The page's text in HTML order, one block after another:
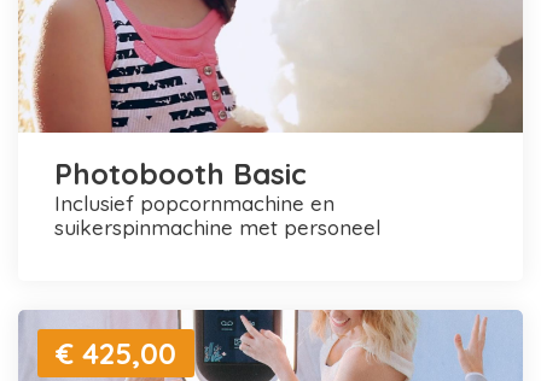
Photobooth Basic
inclusief popcornmachine en
suikerspinmachine met personeel
€ 425,00